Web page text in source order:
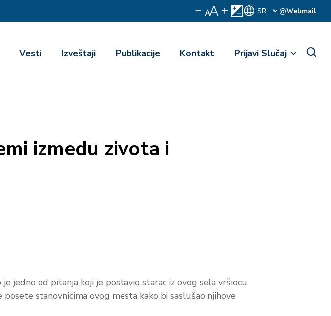
@Webmail
Vesti Izveštaji Publikacije Kontakt Prijavi Slučaj
izmedu zivota i
jedno od pitanja koji je postavio starac iz ovog sela vršiocu
stanovnicima ovog mesta kako bi saslušao njihove